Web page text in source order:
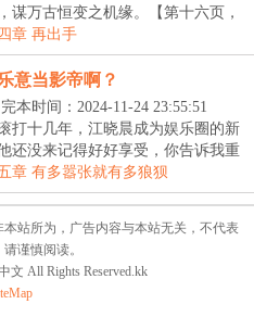
谋万古恒变之机缘。【第十六页，
章 再出手
意当影帝啊？
完本时间：2024-11-24 23:55:51
打十几年，江晓晨成为娱乐圈的新
还没来记得好好享受，你告诉我重
章 有多嚣张就有多狼狈
站所为，广告内容与本站无关，不代表
谨慎阅读。
文 All Rights Reserved.kk